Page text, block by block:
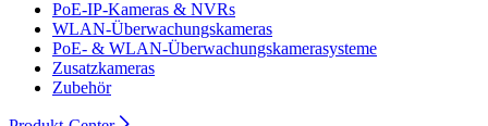
PoE-IP-Kameras & NVRs
WLAN-Überwachungskameras
PoE- & WLAN-Überwachungskamerasysteme
Zusatzkameras
Zubehör